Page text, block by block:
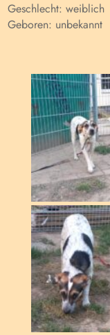
Geschlecht:weiblich
Geboren: unbekannt